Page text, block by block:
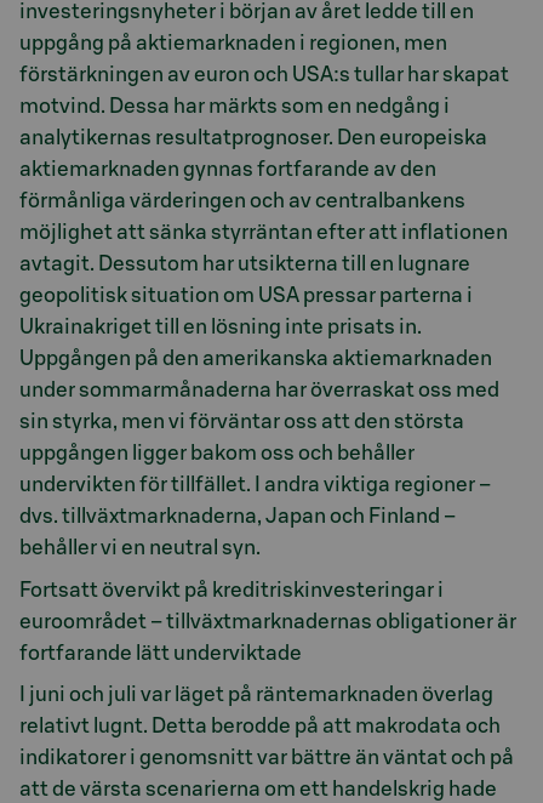
investeringsnyheter i början av året ledde till en
uppgång på aktiemarknaden i regionen, men
förstärkningen av euron och USA:s tullar har skapat
motvind. Dessa har märkts som en nedgång i
analytikernas resultatprognoser. Den europeiska
aktiemarknaden gynnas fortfarande av den
förmånliga värderingen och av centralbankens
möjlighet att sänka styrräntan efter att inflationen
avtagit. Dessutom har utsikterna till en lugnare
geopolitisk situation om USA pressar parterna i
Ukrainakriget till en lösning inte prisats in.
Uppgången på den amerikanska aktiemarknaden
under sommarmånaderna har överraskat oss med
sin styrka, men vi förväntar oss att den största
uppgången ligger bakom oss och behåller
undervikten för tillfället. I andra viktiga regioner –
dvs. tillväxtmarknaderna, Japan och Finland –
behåller vi en neutral syn.
Fortsatt övervikt på kreditriskinvesteringar i
euroområdet – tillväxtmarknadernas obligationer är
fortfarande lätt underviktade
I juni och juli var läget på räntemarknaden överlag
relativt lugnt. Detta berodde på att makrodata och
indikatorer i genomsnitt var bättre än väntat och på
att de värsta scenarierna om ett handelskrig hade